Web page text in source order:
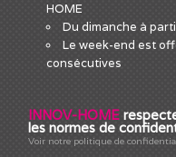
HOME
Du dimanche à
Le week-end est
consécutives
INNOV-HOME
les normes de
Voir notre politique de